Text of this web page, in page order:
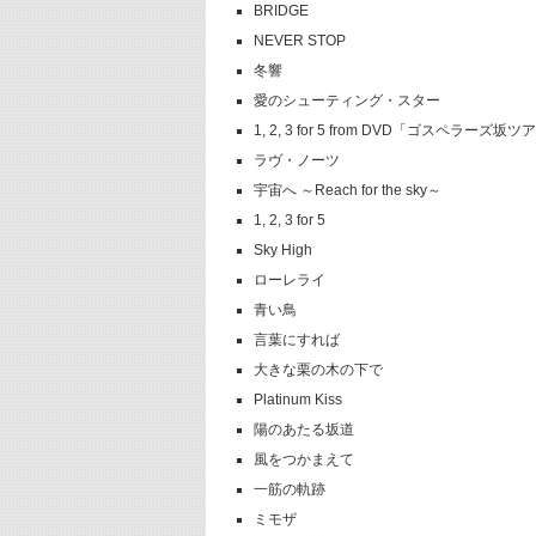
BRIDGE
NEVER STOP
冬響
愛のシューティング・スター
1, 2, 3 for 5 from DVD「ゴスペラーズ坂ツ
ラヴ・ノーツ
宇宙へ ～Reach for the sky～
1, 2, 3 for 5
Sky High
ローレライ
青い鳥
言葉にすれば
大きな栗の木の下で
Platinum Kiss
陽のあたる坂道
風をつかまえて
一筋の軌跡
ミモザ